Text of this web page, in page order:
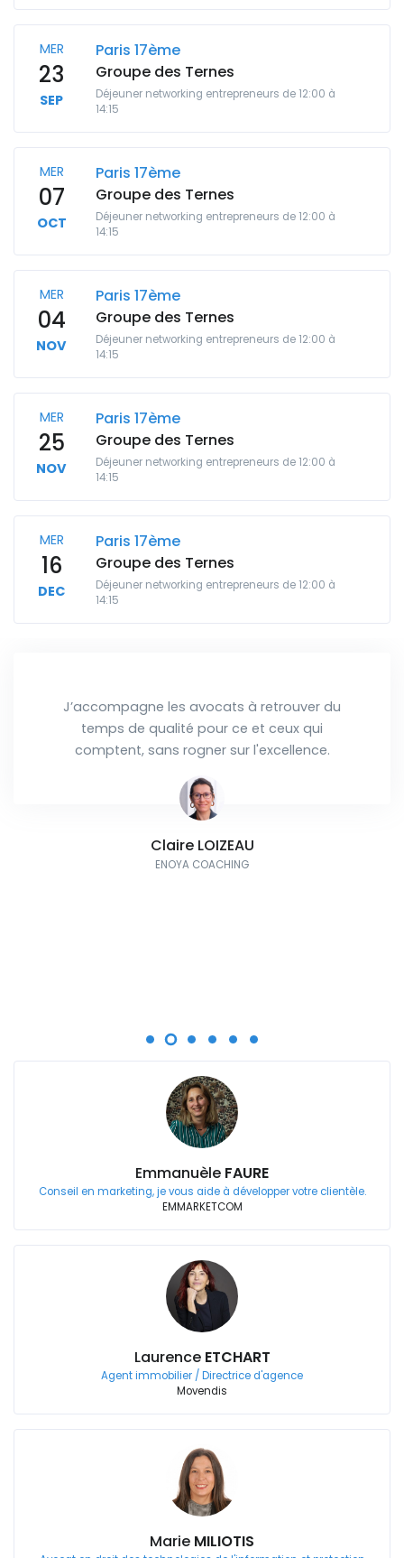
MER
23
SEP
Paris 17ème
Groupe des Ternes
Déjeuner networking entrepreneurs de 12:00 à
14:15
MER
07
OCT
Paris 17ème
Groupe des Ternes
Déjeuner networking entrepreneurs de 12:00 à
14:15
MER
04
NOV
Paris 17ème
Groupe des Ternes
Déjeuner networking entrepreneurs de 12:00 à
14:15
MER
25
NOV
Paris 17ème
Groupe des Ternes
Déjeuner networking entrepreneurs de 12:00 à
14:15
MER
16
DEC
Paris 17ème
Groupe des Ternes
Déjeuner networking entrepreneurs de 12:00 à
14:15
J’accompagne les avocats à retrouver du
temps de qualité pour ce et ceux qui
comptent, sans rogner sur l'excellence.
Claire LOIZEAU
ENOYA COACHING
Emmanuèle FAURE
Conseil en marketing, je vous aide à développer votre clientèle.
EMMARKETCOM
Laurence ETCHART
Agent immobilier / Directrice d'agence
Movendis
Marie MILIOTIS